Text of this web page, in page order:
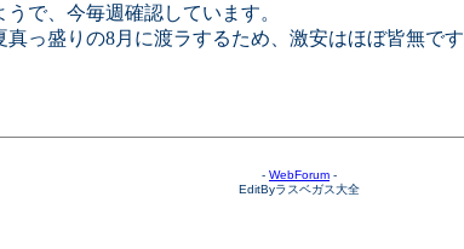
で、今毎週確認しています。
っ盛りの8月に渡ラするため、激安はほぼ皆無です
- WebForum -
EditByラスベガス大全